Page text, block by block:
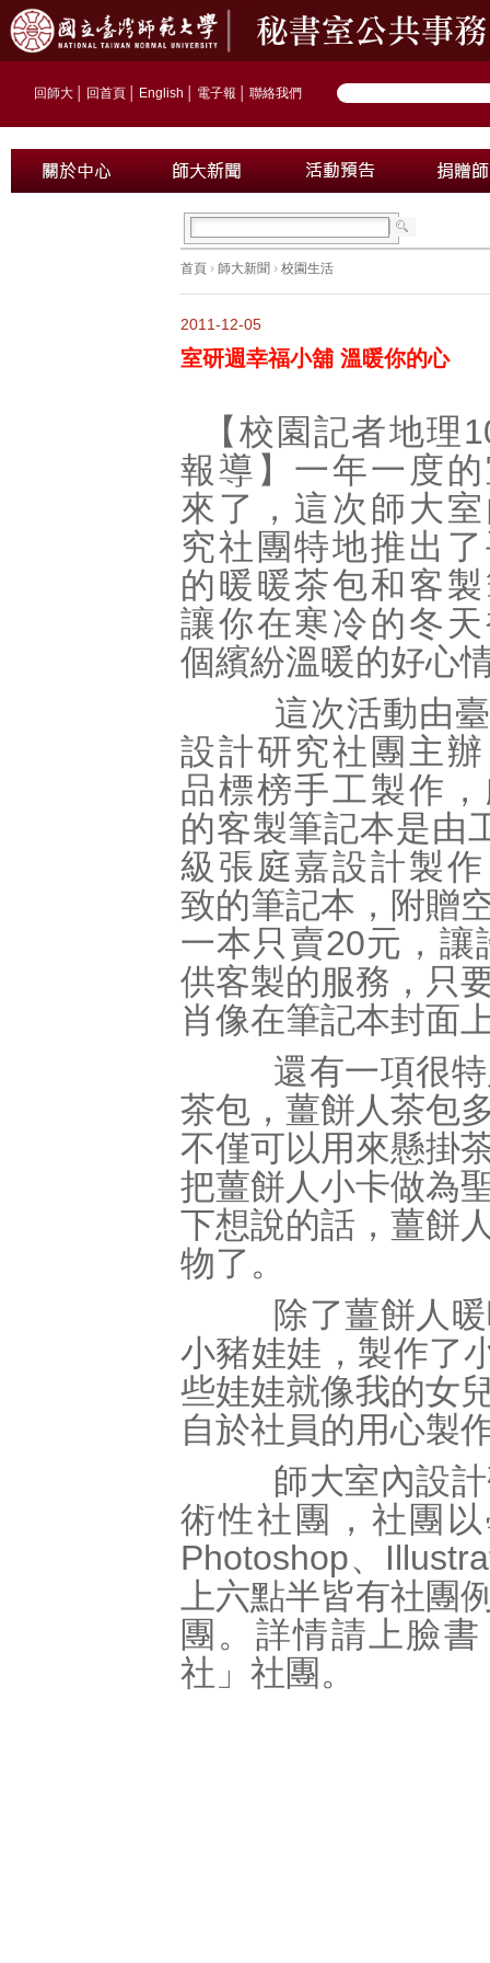
回師大 回首頁 English 電子報 聯絡我們
首頁 › 師大新聞 › 校園生活
2011-12-05
室研週幸福小舖 溫暖你的心
【校園記者地理
報導】一年一度
來了，這次師大
究社團特地推出
的暖暖茶包和客
讓你在寒冷的冬
個繽紛溫暖的好心
這次活動由臺
設計研究社團主
品標榜手工製作
的客製筆記本是由
級張庭嘉設計製
致的筆記本，附贈
一本只賣20元，讓
供客製的服務，只
肖像在筆記本封面
還有一項很特
茶包，薑餅人茶包
不僅可以用來懸掛
把薑餅人小卡做為
下想說的話，薑餅
物了。
除了薑餅人暖
小豬娃娃，製作了
些娃娃就像我的女
自於社員的用心製
師大室內設計
術性社團，社團
Photoshop、
上六點半皆有社團
團。詳情請上臉
社」社團。